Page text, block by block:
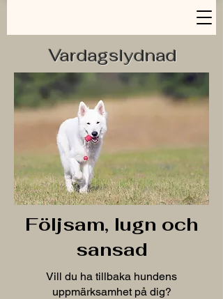
Vardagslydnad
Följsam, lugn och
sansad
Vill du ha tillbaka hundens
uppmärksamhet på dig?